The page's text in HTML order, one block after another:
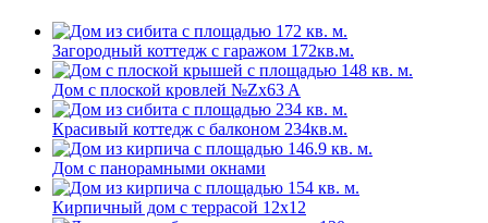
Загородный коттедж с гаражом 172кв.м.
Дом с плоской кровлей №Zx63 A
Красивый коттедж с балконом 234кв.м.
Дом с панорамными окнами
Кирпичный дом с террасой 12x12